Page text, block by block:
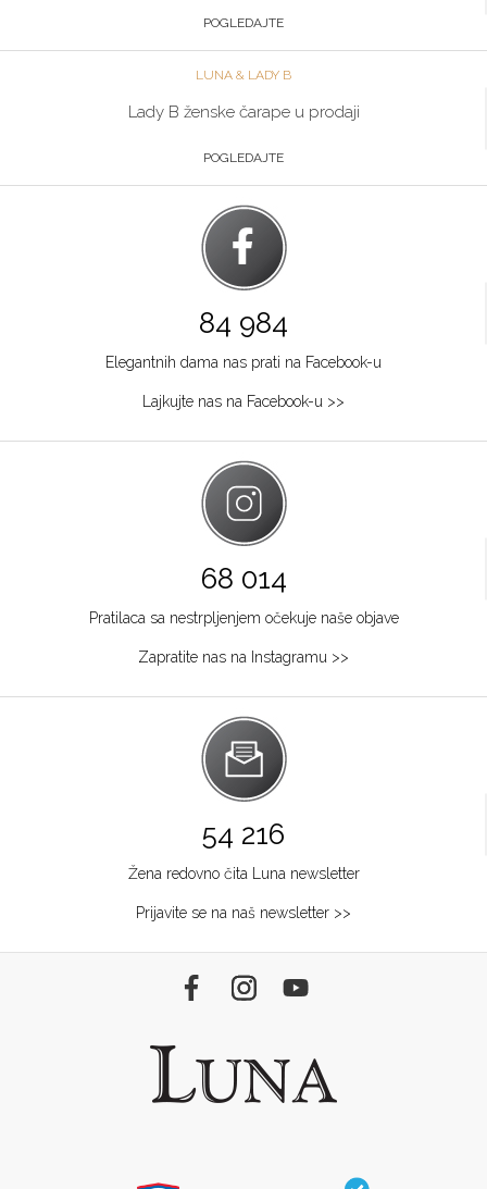
POGLEDAJTE
LUNA & LADY B
Lady B ženske čarape u prodaji
POGLEDAJTE
84 984
Elegantnih dama nas prati na Facebook-u
Lajkujte nas na Facebook-u >>
68 014
Pratilaca sa nestrpljenjem očekuje naše objave
Zapratite nas na Instagramu >>
54 216
Žena redovno čita Luna newsletter
Prijavite se na naš newsletter >>